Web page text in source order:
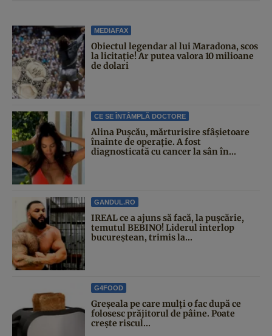
MEDIAFAX
Obiectul legendar al lui Maradona, scos
la licitație! Ar putea valora 10 milioane
de dolari
CE SE ÎNTÂMPLĂ DOCTORE
Alina Pușcău, mărturisire sfâșietoare
înainte de operație. A fost
diagnosticată cu cancer la sân în...
GANDUL.RO
IREAL ce a ajuns să facă, la pușcărie,
temutul BEBINO! Liderul interlop
bucureștean, trimis la...
G4FOOD
Greșeala pe care mulți o fac după ce
folosesc prăjitorul de pâine. Poate
crește riscul...